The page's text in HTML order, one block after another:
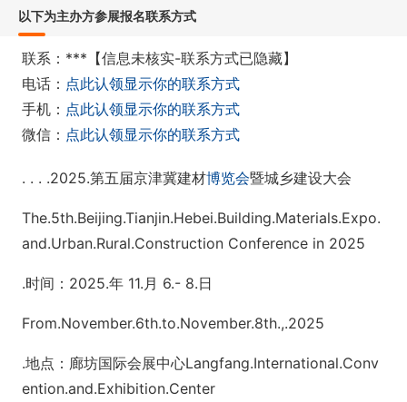
以下为主办方参展报名联系方式
联系：***【信息未核实-联系方式已隐藏】
电话： 点此认领显示你的联系方式
手机： 点此认领显示你的联系方式
微信： 点此认领显示你的联系方式
. . . .2025.第五届京津冀建材博览会暨城乡建设大会
The.5th.Beijing.Tianjin.Hebei.Building.Materials.Expo.
and.Urban.Rural.Construction Conference in 2025
.时间：2025.年 11.月 6.- 8.日
From.November.6th.to.November.8th.,.2025
.地点：廊坊国际会展中心Langfang.International.Conv
ention.and.Exhibition.Center